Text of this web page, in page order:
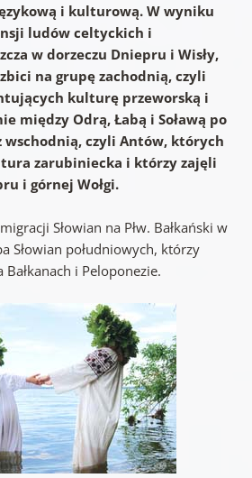
i kulturową. W wyniku
ludów celtyckich i
w dorzeczu Dniepru i Wisły,
na grupę zachodnią, czyli
kulturę przeworską i
między Odrą, Łabą i Soławą po
wschodnią, czyli Antów, których
zarubiniecka i którzy zajęli
i górnej Wołgi.
Słowian na Płw. Bałkański w
Słowian południowych, którzy
i Peloponezie.